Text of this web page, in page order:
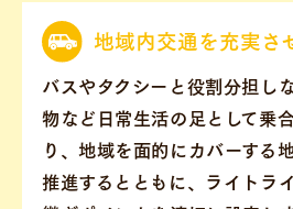
地域内交通を充実さ
バスやタクシーと役割分担し
物など日常生活の足として乗
り、地域を面的にカバーする
推進するとともに、ライトラ